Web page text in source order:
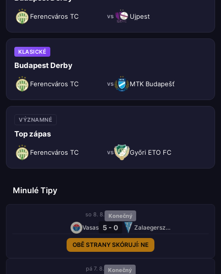
Ferencváros TC vs Ujpest
KLASICKÉ
Budapest Derby
Ferencváros TC vs MTK Budapešť
VÝZNAMNÉ
Top zápas
Ferencváros TC vs Győri ETO FC
Minulé Tipy
so 8. 8. Konečný
Vasas 5 - 0 Zalaegerszegi TE
OBĚ STRANY SKÓRUJÍ: NE
pá 7. 8. Konečný